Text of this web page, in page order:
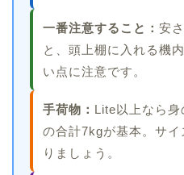
一番注意すること： 安
と、頭上棚に入れる機
い点に注意です。
手荷物： Lite以上なら
の合計7kgが基本。サイ
りましょう。